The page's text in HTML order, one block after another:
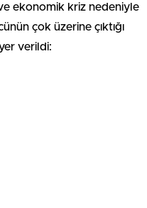
ekonomik kriz nedeniyle
çok üzerine çıktığı
verildi: